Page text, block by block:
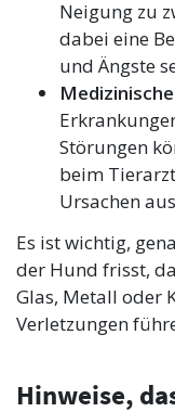
Neigung zu
dabei eine
und Ängste
Störungen
beim
Ursachen
Es ist wichtig,
der Hund frisst,
Glas, Metall oder
Verletzungen
Hinweise,